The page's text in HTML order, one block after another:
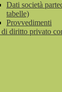
Dati società
tabelle)
Provvedimenti
diritto privato